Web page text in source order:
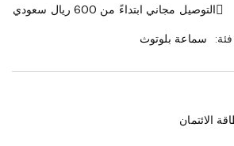
التوصيل مجاني ابتداءً من 600 ريال سعودي
فئة: سماعة بلوتوث